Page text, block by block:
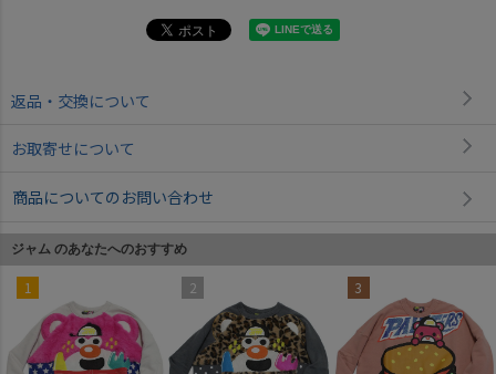
返品・交換について
お取寄せについて
商品についてのお問い合わせ
ジャム のあなたへのおすすめ
1 2 3